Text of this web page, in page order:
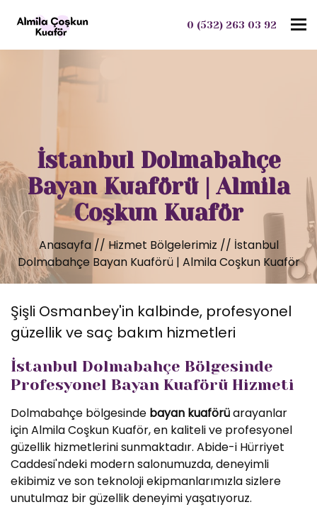
0 (532) 263 03 92
İstanbul Dolmabahçe
Bayan Kuaförü | Almila
Coşkun Kuaför
Anasayfa // Hizmet Bölgelerimiz // İstanbul
Dolmabahçe Bayan Kuaförü | Almila Coşkun Kuaför
Şişli Osmanbey'in kalbinde, profesyonel
güzellik ve saç bakım hizmetleri
İstanbul Dolmabahçe Bölgesinde
Profesyonel Bayan Kuaförü Hizmeti
Dolmabahçe bölgesinde bayan kuaförüarayanlar
için Almila Coşkun Kuaför, en kaliteli ve profesyonel
güzellik hizmetlerini sunmaktadır. Abide-i Hürriyet
Caddesi'ndeki modern salonumuzda, deneyimli
ekibimiz ve son teknoloji ekipmanlarımızla sizlere
unutulmaz bir güzellik deneyimi yaşatıyoruz.